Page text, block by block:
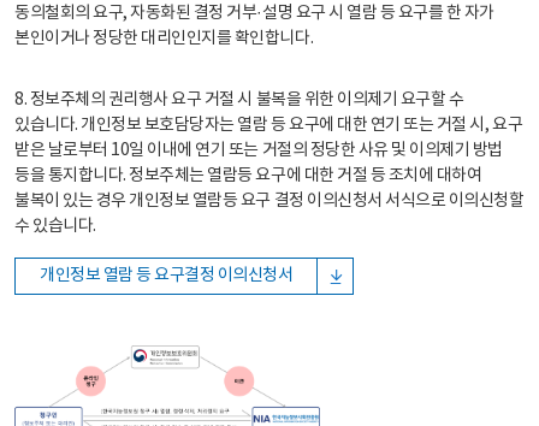
동의철회의 요구, 자동화된 결정 거부·설명 요구 시 열람 등 요구를 한 자가
본인이거나 정당한 대리인인지를 확인합니다.
8. 정보주체의 권리행사 요구 거절 시 불복을 위한 이의제기 요구할 수
있습니다. 개인정보 보호담당자는 열람 등 요구에 대한 연기 또는 거절 시, 요구
받은 날로부터 10일 이내에 연기 또는 거절의 정당한 사유 및 이의제기 방법
등을 통지합니다. 정보주체는 열람등 요구에 대한 거절 등 조치에 대하여
불복이 있는 경우 개인정보 열람등 요구 결정 이의신청서 서식으로 이의신청할
수 있습니다.
개인정보 열람 등 요구결정 이의신청서